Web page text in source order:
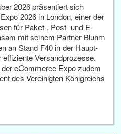
2026 präsentiert sich
2026 in London, einer der
für Paket-, Post- und E-
mit seinem Partner Bluhm
an Stand F40 in der Haupt­
Versandprozesse.
eCommerce Expo zudem
des Vereinigten Königreichs